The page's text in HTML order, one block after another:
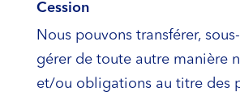
Cession
Nous pouvons transférer,
gérer de toute autre manière
et/ou obligations au titre des